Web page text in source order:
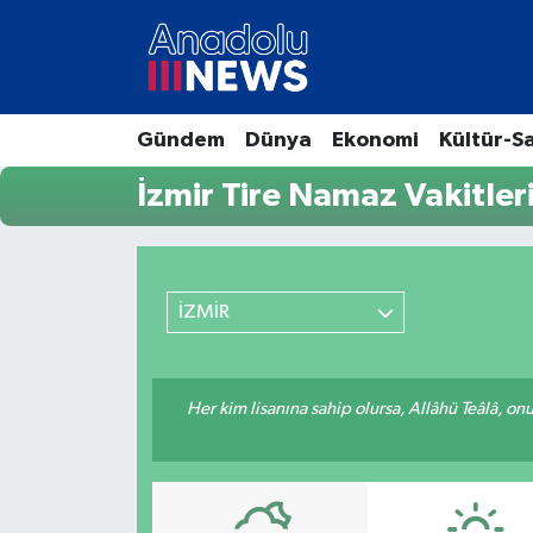
Gündem Dünya Ekonomi Kültür-
İzmir Tire Namaz
İZMİR
Her kim lisanına sahip olursa, Allâhü Teâlâ,
Hava Durumu
Trafik Durumu
Süper Lig Puan Durumu ve Fikstür
Son Dakika Haberleri